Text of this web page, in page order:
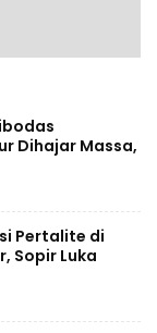
Dihajar Massa,
Pertalite di
Sopir Luka